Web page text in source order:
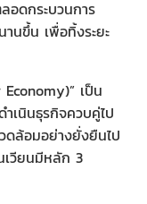
อดกระบวนการ
นขึ้น เพื่อทิ้งระยะ
เป็น
เนินธุรกิจควบคู่ไป
ดล้อมอย่างยั่งยืนไป
วียนมีหลัก 3